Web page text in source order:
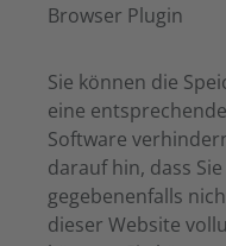
Browser Plugin
Sie können die
eine
Software
darauf hin, dass
gegebenenfalls
dieser Website